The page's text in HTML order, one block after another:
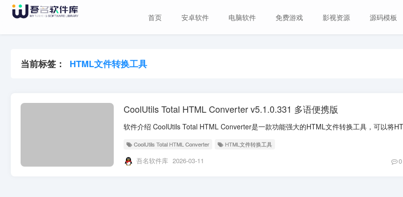
首页 安卓软件 电脑软件 免费游戏 影视资源 源码模板
当前标签： HTML文件转换工具
CoolUtils Total HTML Converter v5.1.0.331 多语便携版
CoolUtils Total HTML Converter HTML文件转换工具
吾名软件库 2026-03-11 0